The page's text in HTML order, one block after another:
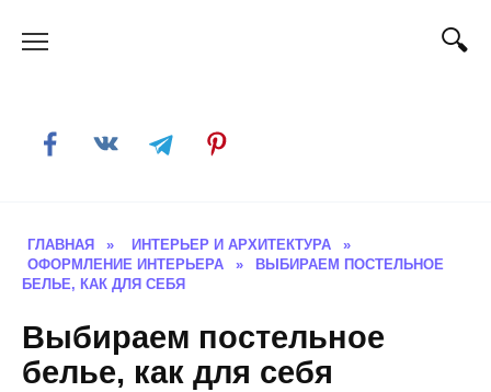
ГЛАВНАЯ » ИНТЕРЬЕР И АРХИТЕКТУРА
»
ОФОРМЛЕНИЕ ИНТЕРЬЕРА
»
ВЫБИРАЕМ ПОСТЕЛЬНОЕ
БЕЛЬЕ, КАК ДЛЯ СЕБЯ
Выбираем постельное
белье, как для себя